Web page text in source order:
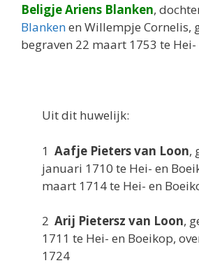
Beligje Ariens Blanken,
Blankenen Willempje Cornelis,
begraven 22 maart 1753 te
Uit dit huwelijk:
1 Aafje Pieters van Loon,
januari 1710 te Hei- en
maart 1714 te Hei- en
2 Arij Pietersz van Loon,
1711 te Hei- en Boeikop,
1724